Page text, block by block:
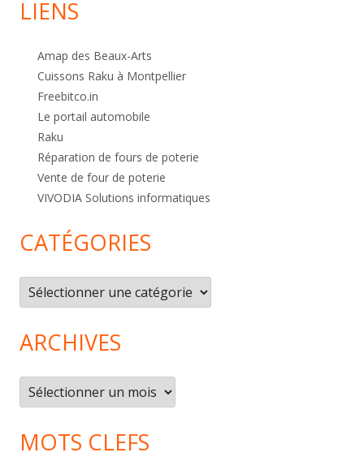
LIENS
Amap des Beaux-Arts
Cuissons Raku à Montpellier
Freebitco.in
Le portail automobile
Raku
Réparation de fours de poterie
Vente de four de poterie
VIVODIA Solutions informatiques
CATÉGORIES
Catégories
ARCHIVES
Archives
MOTS CLEFS